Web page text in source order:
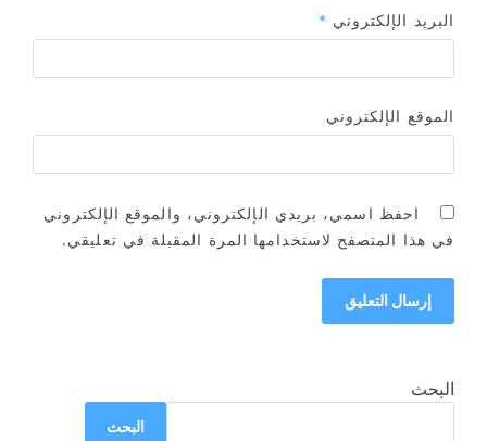
البريد الإلكتروني *
الموقع الإلكتروني
احفظ اسمي، بريدي الإلكتروني، والموقع الإلكتروني
في هذا المتصفح لاستخدامها المرة المقبلة في تعليقي.
البحث
البحث